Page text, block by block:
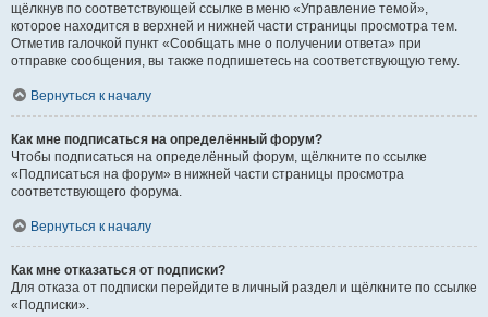
щёлкнув по соответствующей ссылке в меню «Управление темой»,
которое находится в верхней и нижней части страницы просмотра тем.
Отметив галочкой пункт «Сообщать мне о получении ответа» при
отправке сообщения, вы также подпишетесь на соответствующую тему.
Вернуться к началу
Как мне подписаться на определённый форум?
Чтобы подписаться на определённый форум, щёлкните по ссылке
«Подписаться на форум» в нижней части страницы просмотра
соответствующего форума.
Вернуться к началу
Как мне отказаться от подписки?
Для отказа от подписки перейдите в личный раздел и щёлкните по ссылке
«Подписки».